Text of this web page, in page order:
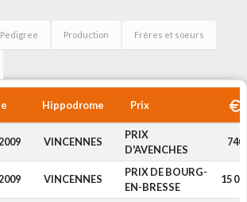
Pedigree Production Frères et soeurs
Hippodrome Prix
VINCENNES
PRIX
D'AVENCHES
740
VINCENNES
PRIX DE BOURG-
EN-BRESSE
15